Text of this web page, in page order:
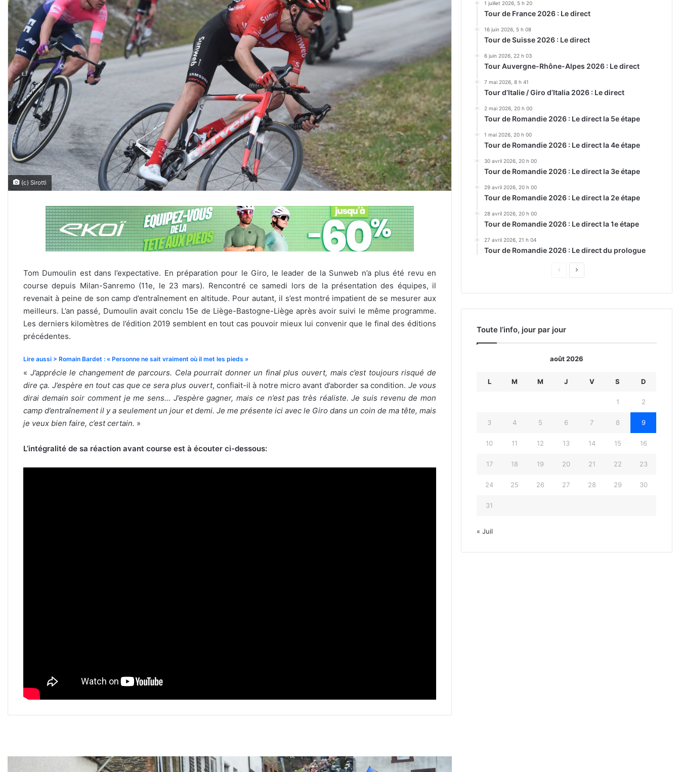
(c) Sirotti
Tom Dumoulin est dans l’expectative. En préparation pour le Giro, le leader de la Sunweb n’a plus été revu en
course depuis Milan-Sanremo (11e, le 23 mars). Rencontré ce samedi lors de la présentation des équipes, il
revenait à peine de son camp d’entraînement en altitude. Pour autant, il s’est montré impatient de se mesurer aux
meilleurs. L’an passé, Dumoulin avait conclu 15e de Liège-Bastogne-Liège après avoir suivi le même programme.
Les derniers kilomètres de l’édition 2019 semblent en tout cas pouvoir mieux lui convenir que le final des éditions
précédentes.
Lire aussi > Romain Bardet : « Personne ne sait vraiment où il met les pieds »
« J’apprécie le changement de parcours. Cela pourrait donner un final plus ouvert, mais c’est toujours risqué de
dire ça. J’espère en tout cas que ce sera plus ouvert, confiait-il à notre micro avant d’aborder sa condition. Je vous
dirai demain soir comment je me sens… J’espère gagner, mais ce n’est pas très réaliste. Je suis revenu de mon
camp d’entraînement il y a seulement un jour et demi. Je me présente ici avec le Giro dans un coin de ma tête, mais
je veux bien faire, c’est certain. »
L’intégralité de sa réaction avant course est à écouter ci-dessous:
1 juillet 2026, 5 h 20
Tour de France 2026 : Le direct
16 juin 2026, 5 h 08
Tour de Suisse 2026 : Le direct
6 juin 2026, 22 h 03
Tour Auvergne-Rhône-Alpes 2026 : Le direct
7 mai 2026, 8 h 41
Tour d’Italie / Giro d’Italia 2026 : Le direct
2 mai 2026, 20 h 00
Tour de Romandie 2026 : Le direct la 5e étape
1 mai 2026, 20 h 00
Tour de Romandie 2026 : Le direct la 4e étape
30 avril 2026, 20 h 00
Tour de Romandie 2026 : Le direct la 3e étape
29 avril 2026, 20 h 00
Tour de Romandie 2026 : Le direct la 2e étape
28 avril 2026, 20 h 00
Tour de Romandie 2026 : Le direct la 1e étape
27 avril 2026, 21 h 04
Tour de Romandie 2026 : Le direct du prologue
Page
Page
Toute l’info, jour par jour
août 2026
L M M J V S D
1 2
3 4 5 6 7 8 9
10 11 12 13 14 15 16
17 18 19 20 21 22 23
24 25 26 27 28 29 30
31
« Juil